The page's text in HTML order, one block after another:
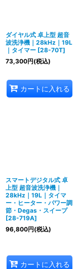
ダイヤル式 卓上型 超音
波洗浄機｜28kHz｜19L
｜タイマー [28-70T]
73,300円(税込)
カートに入れる
スマートデジタル式 卓
上型 超音波洗浄機｜
28kHz｜19L｜タイマ
ー・ヒーター・パワー調
節・Degas・スイープ
[28-719A]
96,800円(税込)
カートに入れる